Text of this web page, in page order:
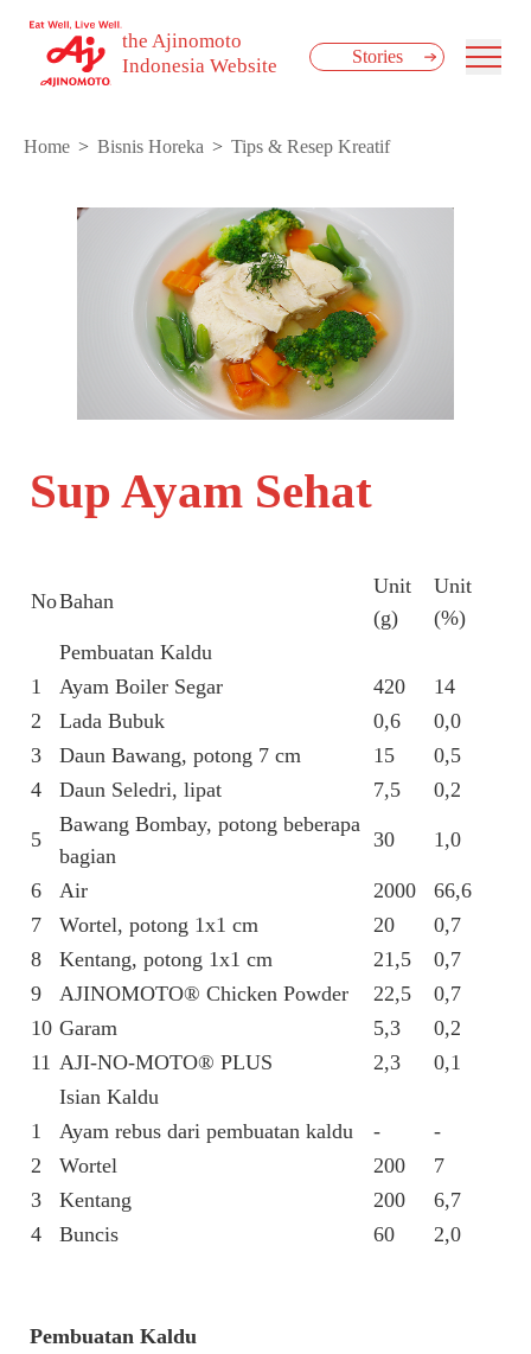
the Ajinomoto
Indonesia Website
Stories
Home Bisnis Horeka Tips & Resep Kreatif
Sup Ayam Sehat
NoBahan
Unit
(g)
Unit
(%)
Pembuatan Kaldu
1
Ayam Boiler Segar 420
14
2
Lada Bubuk 0,6
0,0
3
Daun Bawang, potong 7 cm 15
0,5
4
Daun Seledri, lipat 7,5 0,2
5
Bawang Bombay, potong beberapa
bagian
30 1,0
6 Air 2000
66,6
7
Wortel, potong 1x1 cm 20
0,7
8
Kentang, potong 1x1 cm 21,5
0,7
9
AJINOMOTO® Chicken Powder 22,5
0,7
10 Garam 5,3
0,2
11 AJI-NO-MOTO® PLUS 2,3
0,1
Isian Kaldu
1
Ayam rebus dari pembuatan kaldu -
-
2
Wortel 200
7
3
Kentang 200
6,7
4
Buncis 60 2,0
Pembuatan Kaldu